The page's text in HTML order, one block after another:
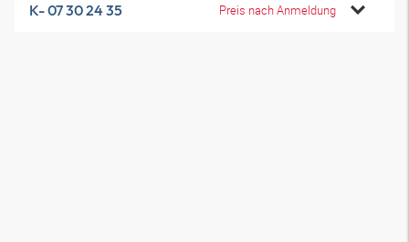
K- 07 30 24 35 Preis nach Anmeldung